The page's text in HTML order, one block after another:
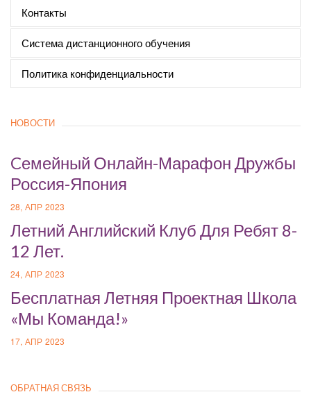
Контакты
Система дистанционного обучения
Политика конфиденциальности
НОВОСТИ
Cемейный Онлайн-Марафон Дружбы
Россия-Япония
28, АПР 2023
Летний Английский Клуб Для Ребят 8-
12 Лет.
24, АПР 2023
Бесплатная Летняя Проектная Школа
«Мы Команда!»
17, АПР 2023
ОБРАТНАЯ СВЯЗЬ